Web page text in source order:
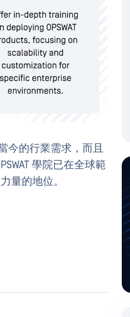
今的行業需求，而且
學院已在全球範
量的地位。